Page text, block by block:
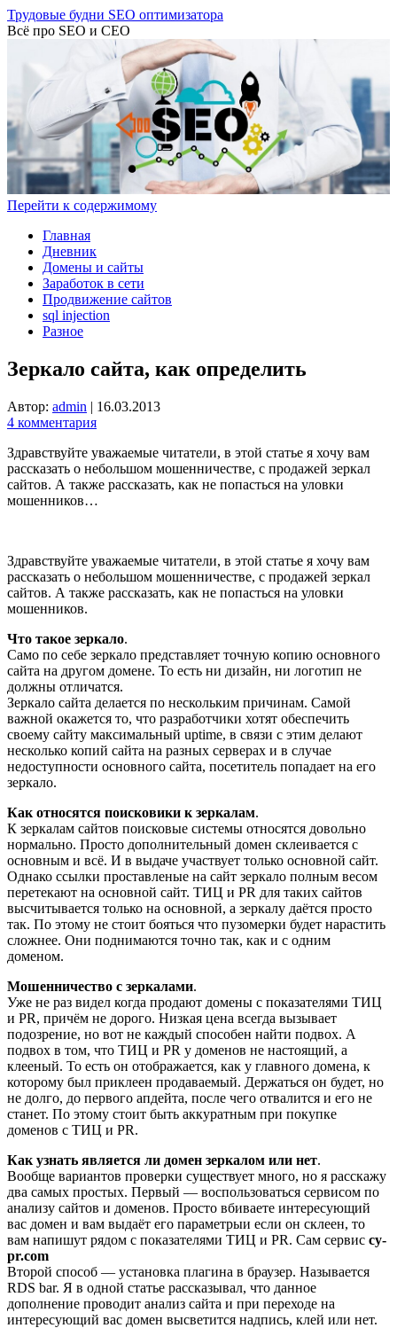
Трудовые будни SEO оптимизатора
Всё про SEO и СЕО
Перейти к содержимому
Главная
Дневник
Домены и сайты
Заработок в сети
Продвижение сайтов
sql injection
Разное
Зеркало сайта, как определить
Автор: admin | 16.03.2013
4 комментария
Здравствуйте уважаемые читатели, в этой статье я хочу вам
рассказать о небольшом мошенничестве, с продажей зеркал
сайтов. А также рассказать, как не попасться на уловки
мошенников…
Здравствуйте уважаемые читатели, в этой статье я хочу вам
рассказать о небольшом мошенничестве, с продажей зеркал
сайтов. А также рассказать, как не попасться на уловки
мошенников.
Что такое зеркало.
Само по себе зеркало представляет точную копию основного
сайта на другом домене. То есть ни дизайн, ни логотип не
должны отличатся.
Зеркало сайта делается по нескольким причинам. Самой
важной окажется то, что разработчики хотят обеспечить
своему сайту максимальный uptime, в связи с этим делают
несколько копий сайта на разных серверах и в случае
недоступности основного сайта, посетитель попадает на его
зеркало.
Как относятся поисковики к зеркалам.
К зеркалам сайтов поисковые системы относятся довольно
нормально. Просто дополнительный домен склеивается с
основным и всё. И в выдаче участвует только основной сайт.
Однако ссылки проставленые на сайт зеркало полным весом
перетекают на основной сайт. ТИЦ и PR для таких сайтов
высчитывается только на основной, а зеркалу даётся просто
так. По этому не стоит бояться что пузомерки будет нарастить
сложнее. Они поднимаются точно так, как и с одним
доменом.
Мошенничество с зеркалами.
Уже не раз видел когда продают домены с показателями ТИЦ
и PR, причём не дорого. Низкая цена всегда вызывает
подозрение, но вот не каждый способен найти подвох. А
подвох в том, что ТИЦ и PR у доменов не настоящий, а
клееный. То есть он отображается, как у главного домена, к
которому был приклеен продаваемый. Держаться он будет, но
не долго, до первого апдейта, после чего отвалится и его не
станет. По этому стоит быть аккуратным при покупке
доменов с ТИЦ и PR.
Как узнать является ли домен зеркалом или нет.
Вообще вариантов проверки существует много, но я расскажу
два самых простых. Первый — воспользоваться сервисом по
анализу сайтов и доменов. Просто вбиваете интересующий
вас домен и вам выдаёт его параметрыи если он склеен, то
вам напишут рядом с показателями ТИЦ и PR. Сам сервис cy-
pr.com
Второй способ — установка плагина в браузер. Называется
RDS bar. Я в одной статье рассказывал, что данное
дополнение проводит анализ сайта и при переходе на
интересующий вас домен высветится надпись, клей или нет.